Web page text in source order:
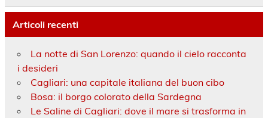
Articoli recenti
La notte di San Lorenzo: quando il cielo racconta
i desideri
Cagliari: una capitale italiana del buon cibo
Bosa: il borgo colorato della Sardegna
Le Saline di Cagliari: dove il mare si trasforma in